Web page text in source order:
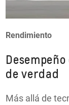
Rendimiento
de verdad
Más allá de